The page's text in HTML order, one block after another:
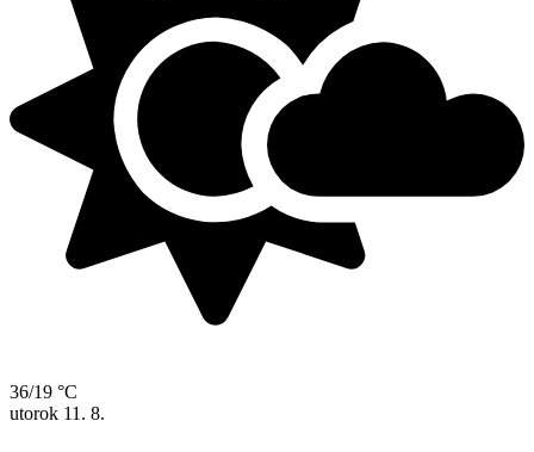
36/19 °C
utorok 11. 8.